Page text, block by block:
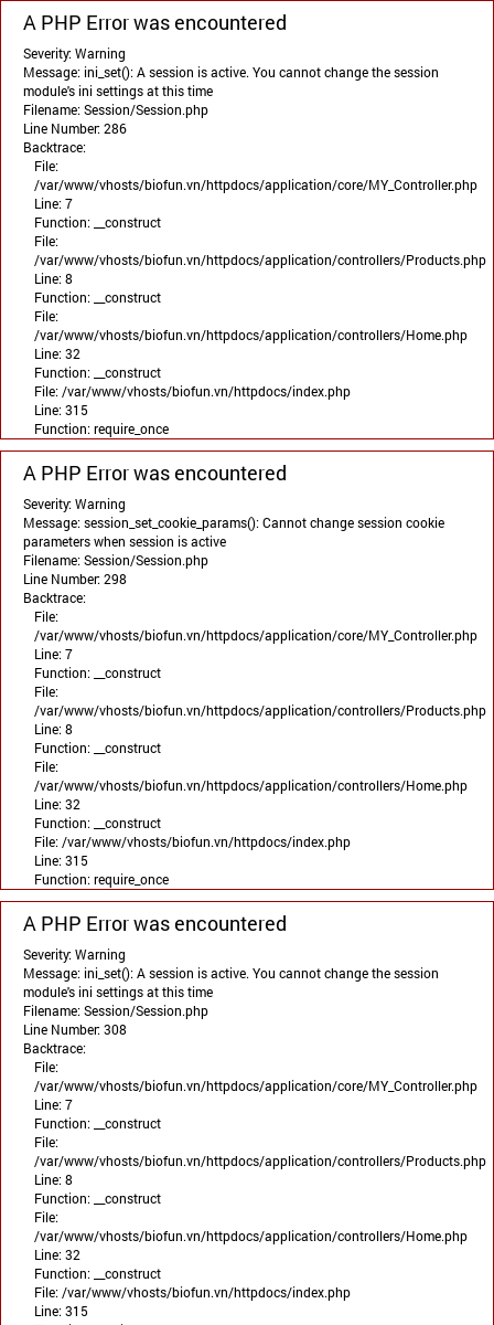
A PHP Error was encountered
Severity: Warning
Message: ini_set(): A session is active. You cannot change the session
module's ini settings at this time
Filename: Session/Session.php
Line Number: 286
Backtrace:
File:
/var/www/vhosts/biofun.vn/httpdocs/application/core/MY_Controller.php
Line: 7
Function: __construct
File:
/var/www/vhosts/biofun.vn/httpdocs/application/controllers/Products.php
Line: 8
Function: __construct
File:
/var/www/vhosts/biofun.vn/httpdocs/application/controllers/Home.php
Line: 32
Function: __construct
File: /var/www/vhosts/biofun.vn/httpdocs/index.php
Line: 315
Function: require_once
A PHP Error was encountered
Severity: Warning
Message: session_set_cookie_params(): Cannot change session cookie
parameters when session is active
Filename: Session/Session.php
Line Number: 298
Backtrace:
File:
/var/www/vhosts/biofun.vn/httpdocs/application/core/MY_Controller.php
Line: 7
Function: __construct
File:
/var/www/vhosts/biofun.vn/httpdocs/application/controllers/Products.php
Line: 8
Function: __construct
File:
/var/www/vhosts/biofun.vn/httpdocs/application/controllers/Home.php
Line: 32
Function: __construct
File: /var/www/vhosts/biofun.vn/httpdocs/index.php
Line: 315
Function: require_once
A PHP Error was encountered
Severity: Warning
Message: ini_set(): A session is active. You cannot change the session
module's ini settings at this time
Filename: Session/Session.php
Line Number: 308
Backtrace:
File:
/var/www/vhosts/biofun.vn/httpdocs/application/core/MY_Controller.php
Line: 7
Function: __construct
File:
/var/www/vhosts/biofun.vn/httpdocs/application/controllers/Products.php
Line: 8
Function: __construct
File:
/var/www/vhosts/biofun.vn/httpdocs/application/controllers/Home.php
Line: 32
Function: __construct
File: /var/www/vhosts/biofun.vn/httpdocs/index.php
Line: 315